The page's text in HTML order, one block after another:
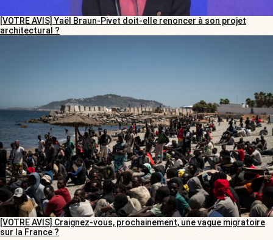
[VOTRE AVIS] Yaël Braun-Pivet doit-elle renoncer à son projet
architectural ?
[VOTRE AVIS] Craignez-vous, prochainement, une vague migratoire
sur la France ?